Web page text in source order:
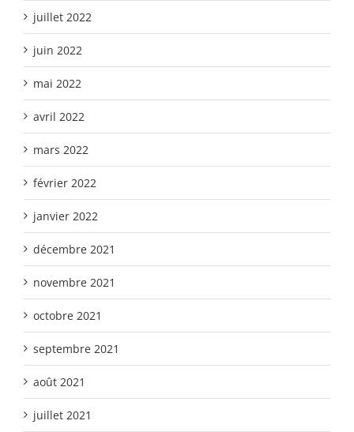
juillet 2022
juin 2022
mai 2022
avril 2022
mars 2022
février 2022
janvier 2022
décembre 2021
novembre 2021
octobre 2021
septembre 2021
août 2021
juillet 2021